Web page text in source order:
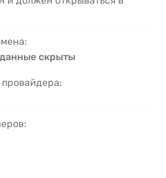
скрыты